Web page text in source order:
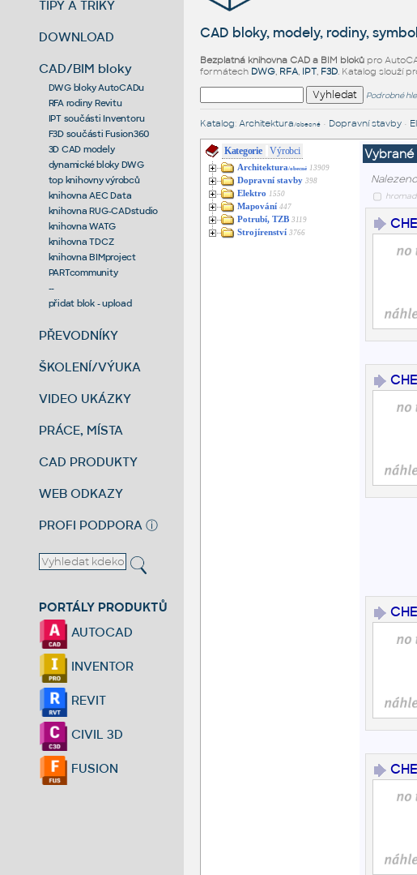
TIPY A TRIKY
DOWNLOAD
CAD/BIM bloky
DWG bloky AutoCADu
RFA rodiny Revitu
IPT součásti Inventoru
F3D součásti Fusion360
3D CAD modely
dynamické bloky DWG
top knihovny výrobců
knihovna AEC Data
knihovna RUG-CADstudio
knihovna WATG
knihovna TDCZ
knihovna BIMproject
PARTcommunity
--
přidat blok - upload
PŘEVODNÍKY
ŠKOLENÍ/VÝUKA
VIDEO UKÁZKY
PRÁCE, MÍSTA
CAD PRODUKTY
WEB ODKAZY
PROFI PODPORA ⓘ
PORTÁLY PRODUKTŮ
AUTOCAD
INVENTOR
REVIT
CIVIL 3D
FUSION
CAD bloky, modely, rodiny,
Bezplatná knihovna CAD a BIM blokůpro
formátech DWG, RFA, IPT, F3D. Katalog slouží
Podrobné
Katalog: Architektura /obecné• Dopravní stavby•
Kategorie Výrobci
Architektura/obecné 13909
Dopravní stavby 398
Elektro 1550
Mapování 447
Potrubí, TZB 3119
Strojírenství 3766